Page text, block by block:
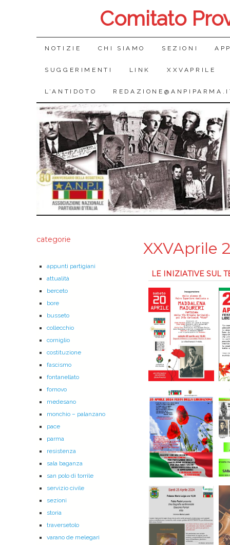
Comitato
SALTA
IL
CONTENUTO
NOTIZIE CHI SIAMO SEZIONI
SUGGERIMENTI LINK XXVAPRILE
L’ANTIDOTO
XXVAprile
LE INIZIATIVE SUL
categorie
appunti partigiani
attualità
berceto
bore
busseto
collecchio
corniglio
costituzione
fascismo
fontanellato
fornovo
medesano
monchio – palanzano
pace
parma
resistenza
sala baganza
san polo di torrile
servizio civile
sezioni
storia
traversetolo
varano de melegari